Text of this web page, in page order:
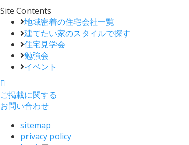
Site Contents
地域密着の住宅会社一覧
建てたい家のスタイルで探す
住宅見学会
勉強会
イベント
ご掲載に関する
お問い合わせ
sitemap
privacy policy